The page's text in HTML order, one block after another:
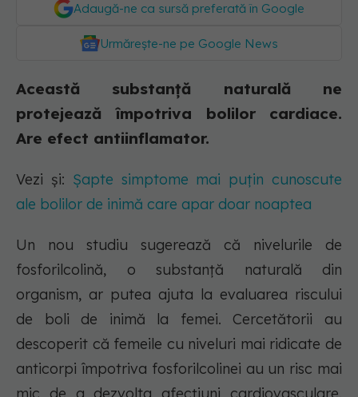
Adaugă-ne ca sursă preferată în Google
Urmărește-ne pe Google News
Această substanță naturală ne
protejează împotriva bolilor cardiace.
Are efect antiinflamator.
Vezi și: Șapte simptome mai puțin cunoscute
ale bolilor de inimă care apar doar noaptea
Un nou studiu sugerează că nivelurile de
fosforilcolină, o substanță naturală din
organism, ar putea ajuta la evaluarea riscului
de boli de inimă la femei. Cercetătorii au
descoperit că femeile cu niveluri mai ridicate de
anticorpi împotriva fosforilcolinei au un risc mai